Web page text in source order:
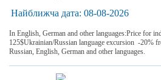
Найближча дата: 08-08-2026
In English, German and other languages:Price for
125$Ukrainian/Russian language excursion -20%
Russian, English, German and other languages.